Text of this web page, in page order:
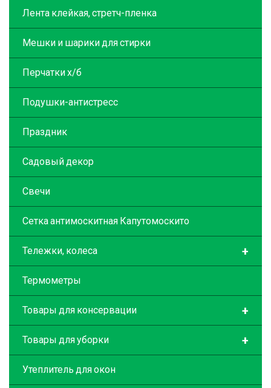
Лента клейкая, стретч-пленка
Мешки и шарики для стирки
Перчатки х/б
Подушки-антистресс
Праздник
Садовый декор
Свечи
Сетка антимоскитная Капутомоскито
+
Тележки, колеса
Термометры
+
Товары для консервации
+
Товары для уборки
Утеплитель для окон